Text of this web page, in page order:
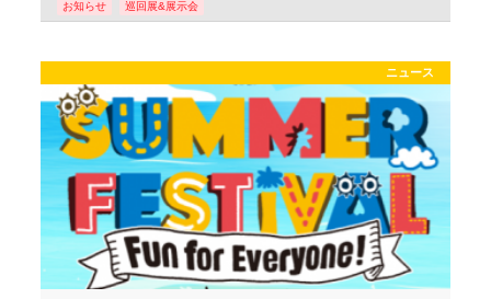
お知らせ 巡回展&展示会
ニュース